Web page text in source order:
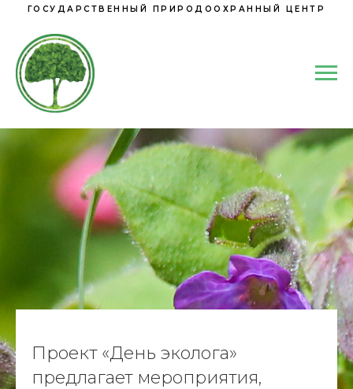
ГОСУДАРСТВЕННЫЙ ПРИРОДООХРАННЫЙ ЦЕНТР
Проект «День эколога»
предлагает мероприятия,